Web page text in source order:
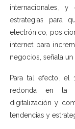
internacionales,
estrategias para
electrónico,
internet para
negocios, señala un
Para tal efecto, el
redonda en la
digitalización y
tendencias y